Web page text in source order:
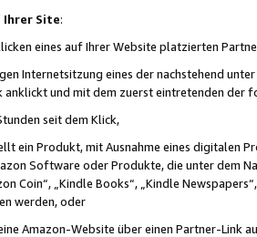
Ihrer Site:
eines auf Ihrer Website platzierten
Internetsitzung eines der nachstehend
anklickt und mit dem zuerst eintretenden der
seit dem Klick,
ein Produkt, mit Ausnahme eines digitalen
Software oder Produkte, die unter dem
Coin“, „Kindle Books“, „Kindle
werden, oder
Amazon-Website über einen Partner-Link